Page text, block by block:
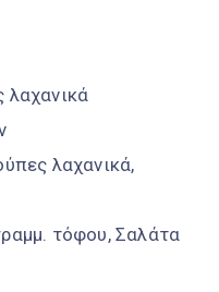
λαχανικά,
τόφου, Σαλάτα